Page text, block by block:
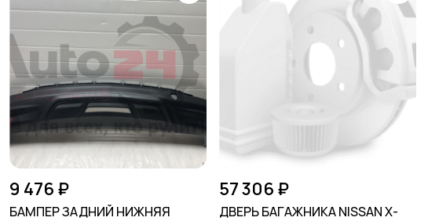
9 476 ₽
БАМПЕР ЗАДНИЙ НИЖНЯЯ
57 306 ₽
ДВЕРЬ БАГАЖНИКА NISSAN X-